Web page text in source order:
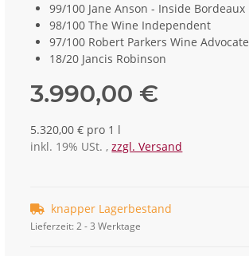
99/100 Jane Anson - Inside Bordeaux
98/100 The Wine Independent
97/100 Robert Parkers Wine Advocate
18/20 Jancis Robinson
3.990,00 €
5.320,00 € pro 1 l
inkl. 19% USt. ,zzgl. Versand
knapper Lagerbestand
Lieferzeit:2 - 3 Werktage